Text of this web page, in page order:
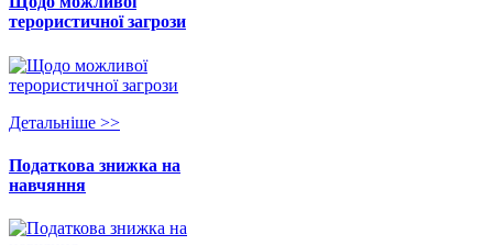
терористичної загрози
Детальнiше >>
Податкова знижка на
навчяння